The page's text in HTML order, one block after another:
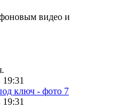
видео и